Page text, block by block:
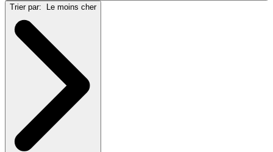
Trier par:
Le moins cher